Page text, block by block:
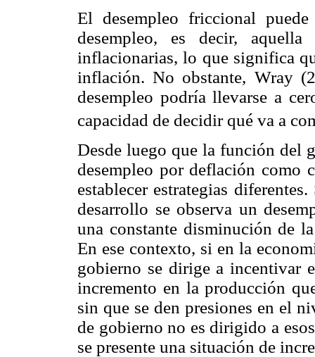
El desempleo friccional
desempleo, es decir,
inflacionarias, lo que significa
inflación. No obstante, Wray
desempleo podría llevarse a
capacidad de decidir qué va a
Desde luego que la función del
desempleo por deflación como
establecer estrategias
desarrollo se observa un
una constante disminución de
En ese contexto, si en la
gobierno se dirige a incentivar
incremento en la producción
sin que se den presiones en el
de gobierno no es dirigido a
se presente una situación de